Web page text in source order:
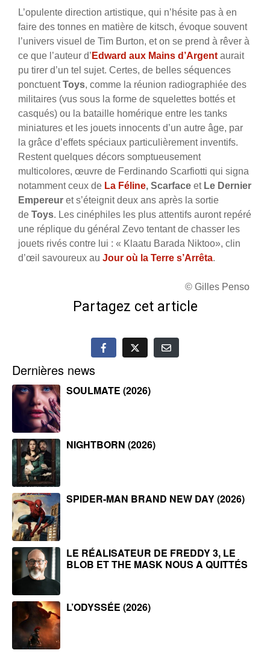
L’opulente direction artistique, qui n’hésite pas à en
faire des tonnes en matière de kitsch, évoque souvent
l’univers visuel de Tim Burton, et on se prend à rêver à
ce que l’auteur d’ Edward aux Mains d’Argent aurait
pu tirer d’un tel sujet. Certes, de belles séquences
ponctuentToys, comme la réunion radiographiée des
militaires (vus sous la forme de squelettes bottés et
casqués) ou la bataille homérique entre les tanks
miniatures et les jouets innocents d’un autre âge, par
la grâce d’effets spéciaux particulièrement inventifs.
Restent quelques décors somptueusement
multicolores, œuvre de Ferdinando Scarfiotti qui signa
notamment ceux de La Féline, Scarface et Le Dernier
Empereur et s’éteignit deux ans après la sortie
de Toys. Les cinéphiles les plus attentifs auront repéré
une réplique du général Zevo tentant de chasser les
jouets rivés contre lui : « Klaatu Barada Niktoo», clin
d’œil savoureux au Jour où la Terre s’Arrêta.
© Gilles Penso
Partagez cet article
Dernières news
SOULMATE (2026)
NIGHTBORN (2026)
SPIDER-MAN BRAND NEW DAY (2026)
LE RÉALISATEUR DE FREDDY 3, LE
BLOB ET THE MASK NOUS A QUITTÉS
L’ODYSSÉE (2026)